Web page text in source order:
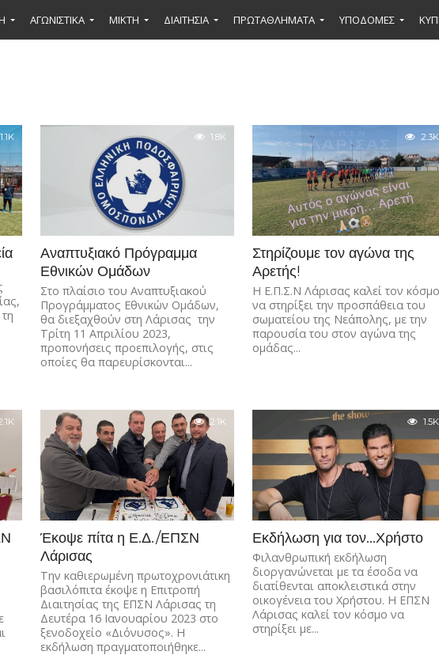
ΑΓΩΝΙΣΤΙΚΑ ΜΙΚΤΉ ΔΙΑΙΤΗΣΙΑ ΠΡΩΤΑΘΛΗΜΑΤΑ ΥΠΟΔΟΜΕΣ
1.1K 1.8K
Αναπτυξιακό Πρόγραμμα
Εθνικών Ομάδων
Στο πλαίσιο του Αναπτυξιακού
Προγράμματος Εθνικών Ομάδων,
θα διεξαχθούν στη Λάρισας την
Τρίτη 11 Απριλίου 2023,
προπονήσεις προεπιλογής, στις
οποίες θα παρευρίσκονται...
2.3K
Στηρίζουμε τον αγώνα της
Αρετής!
Η Ε.Π.Σ.Ν Λάρισας καλεί τον
να στηρίξει την προσπάθεια του
σωματείου της Νεάπολης, με την
παρουσία του στον αγώνα της
ομάδας...
2.1K
Έκοψε πίτα η Ε.Δ./ΕΠΣΝ
Λάρισας
Την καθιερωμένη πρωτοχρονιάτικη
βασιλόπιτα έκοψε η Επιτροπή
Διαιτησίας της ΕΠΣΝ Λάρισας τη
Δευτέρα 16 Ιανουαρίου 2023 στο
ξενοδοχείο «Διόνυσος». Η
εκδήλωση πραγματοποιήθηκε...
1.5K
Εκδήλωση για τον…Χρήστο
Φιλανθρωπική εκδήλωση
διοργανώνεται με τα έσοδα να
διατίθενται αποκλειστικά στην
οικογένεια του Χρήστου. Η ΕΠΣΝ
Λάρισας καλεί τον κόσμο να
στηρίξει με...